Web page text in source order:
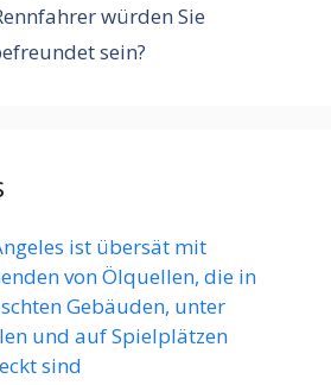
würden Sie
sein?
ist übersät mit
von Ölquellen, die in
Gebäuden, unter
und auf Spielplätzen
sind